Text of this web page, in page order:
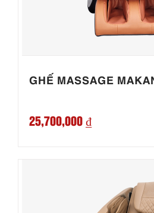
GHẾ MASSAGE
25,700,000 ₫